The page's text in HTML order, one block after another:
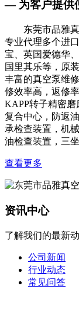
— 为客户提供
东莞市品雅真
专业代理多个进
宝、英国爱德华
国里其乐等，原
丰富的真空泵维
修效率高，返修
KAPP转子精密
复合中心，防返
承检查装置，机
油检查装置，三
查看更多
资讯中心
了解我们的最新
公司新闻
行业动态
常见问答